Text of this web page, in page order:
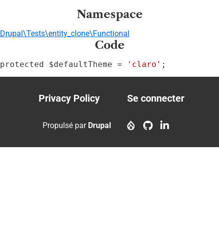
Namespace
Drupal\Tests\entity_clone\Functional
Code
protected $defaultTheme = 'claro' ;
Footer
menu
Privacy Policy
account
Se connecter
Propulsé par Drupal